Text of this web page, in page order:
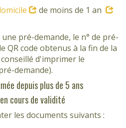
de moins de 1 an
pré-demande, le n° de pré-
QR code obtenus à la fin de la
d'imprimer le
demande).
depuis plus de 5 ans
cours de validité
les documents suivants :